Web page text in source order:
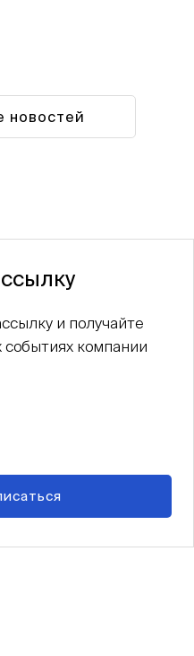
новостей
и получайте
компании